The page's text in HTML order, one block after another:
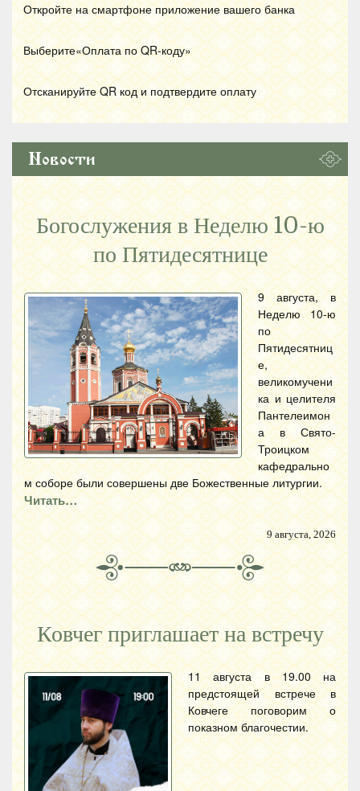
Откройте на смартфоне приложение вашего банка
Выберите«Оплата по QR-коду»
Отсканируйте QR код и подтвердите оплату
Новости
Богослужения в Неделю 10-ю
по Пятидесятнице
9 августа, в
Неделю 10-ю
по
Пятидесятниц
е,
великомучени
ка и целителя
Пантелеимон
а в Свято-
Троицком
кафедрально
м соборе были совершены две Божественные литургии.
Читать…
9 августа, 2026
Ковчег приглашает на встречу
11 августа в 19.00 на
предстоящей встрече в
Ковчеге поговорим о
показном благочестии.